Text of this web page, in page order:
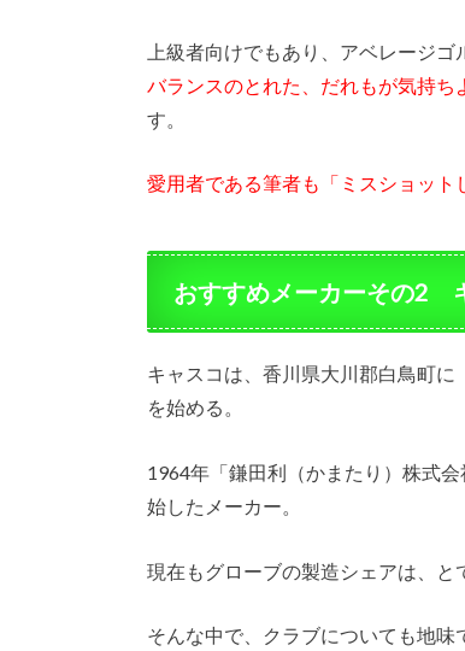
上級者向けでもあり、アベレージ
バランスのとれた、だれもが気持ち
す。
愛用者である筆者も「ミスショット
おすすめメーカーその2
キャスコは、香川県大川郡白鳥町
を始める。
1964年「鎌田利（かまたり）株式
始したメーカー。
現在もグローブの製造シェアは、と
そんな中で、クラブについても地